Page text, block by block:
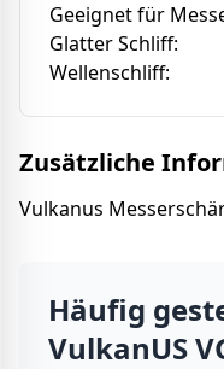
Geeignet für
Glatter Schliff:
Wellenschliff:
Zusätzliche
Vulkanus
Häufig
VulkanUS